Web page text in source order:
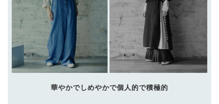
華やかでしめやかで個人的で積極的